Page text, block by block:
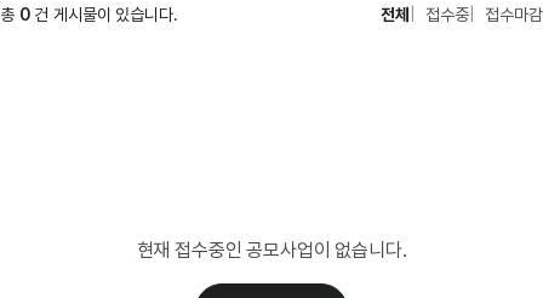
총 0건 게시물이 있습니다. 전체 접수중 접수마감
현재 접수중인 공모사업이 없습니다.